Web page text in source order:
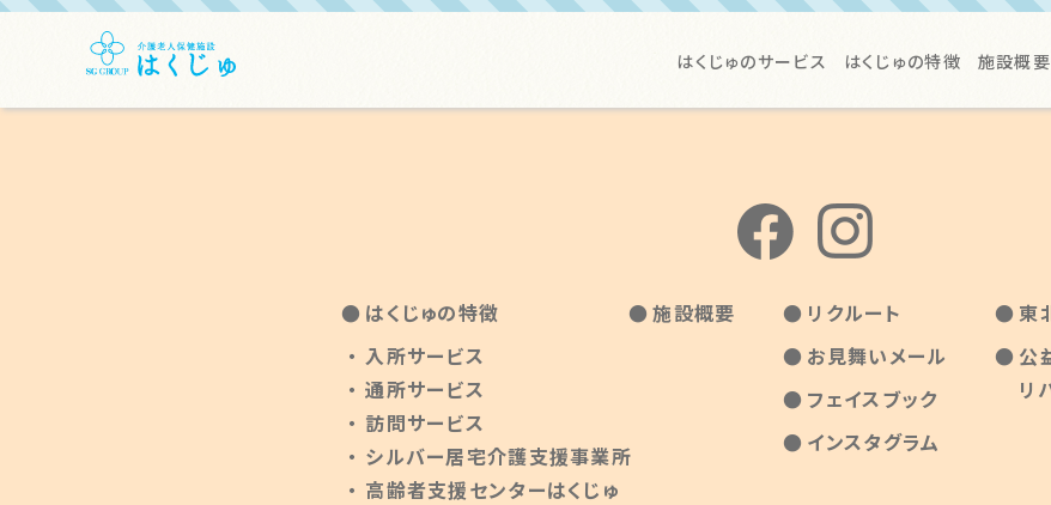
はくじゅのサービス はくじゅの特徴 施設概要
はくじゅの特徴
入所サービス
通所サービス
訪問サービス
シルバー居宅介護支援事業所
高齢者支援センターはくじゅ
施設概要
リクルート
お見舞いメール
フェイスブック
インスタグラム
東
公
リ